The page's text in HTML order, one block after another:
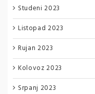
Studeni 2023
Listopad 2023
Rujan 2023
Kolovoz 2023
Srpanj 2023